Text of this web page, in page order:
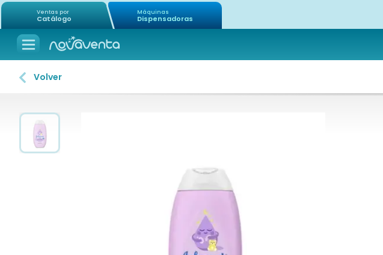
Ventas por
Catálogo
Máquinas
Dispensadoras
Volver